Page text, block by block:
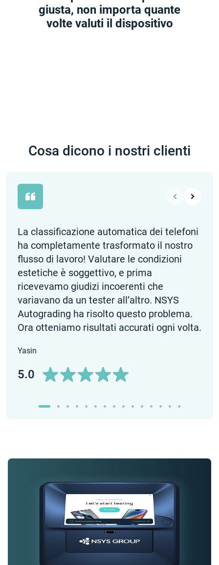
giusta, non importa quante
volte valuti il dispositivo
meno di
1 minuto
$ 133 al mese
tutorial di
Cosa dicono i nostri clienti
La classificazione automatica dei telefoni
ha completamente trasformato il nostro
flusso di lavoro! Valutare le condizioni
estetiche è soggettivo, e prima
ricevevamo giudizi incoerenti che
variavano da un tester all’altro. NSYS
Autograding ha risolto questo problema.
Ora otteniamo risultati accurati ogni volta.
Yasin
5.0